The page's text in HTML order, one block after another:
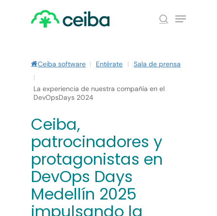
search
Menu
Ceiba software | Entérate |
Sala de prensa
|
La experiencia de nuestra compañía en el
DevOpsDays 2024
Ceiba,
patrocinadores y
protagonistas en
DevOps Days
Medellín 2025
impulsando la